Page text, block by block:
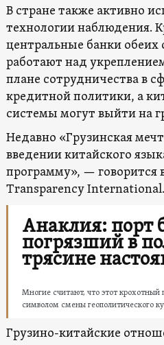
В стране также активно
технологии наблюдения.
центральные банки обеих
работают над
плане сотрудничества в
кредитной политики, а
системы могут выйти на
Недавно «Грузинская
введении китайского
программу», — говорится
Transparency International.
Анаклия: порт
погрязший в
трясине
Многие считают, что этот крохотный
символом смены геополитического
Грузино-китайские